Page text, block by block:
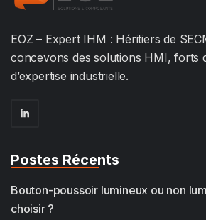
EOZ – Expert IHM : Héritiers de
concevons des solutions HMI, forts
d’expertise industrielle.
Postes Récents
Bouton-poussoir lumineux ou non
choisir ?